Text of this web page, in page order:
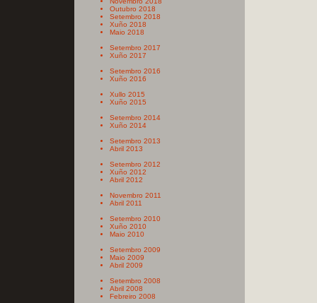
Outubro 2018
Setembro 2018
Xuño 2018
Maio 2018
Setembro 2017
Xuño 2017
Setembro 2016
Xuño 2016
Xullo 2015
Xuño 2015
Setembro 2014
Xuño 2014
Setembro 2013
Abril 2013
Setembro 2012
Xuño 2012
Abril 2012
Novembro 2011
Abril 2011
Setembro 2010
Xuño 2010
Maio 2010
Setembro 2009
Maio 2009
Abril 2009
Setembro 2008
Abril 2008
Febreiro 2008